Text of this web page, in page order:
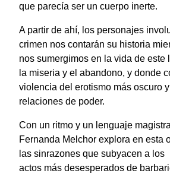
que parecía ser un cuerpo inerte.
A partir de ahí, los personajes
crimen nos contarán su historia
nos sumergimos en la vida de este
la miseria y el abandono, y donde
violencia del erotismo más oscuro
relaciones de poder.
Con un ritmo y un lenguaje
Fernanda Melchor explora en esta
las sinrazones que subyacen a los
actos más desesperados de